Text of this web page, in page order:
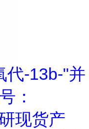
代-13b-"并
：
现货产